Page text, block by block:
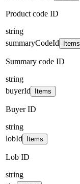
Product code ID
string
summaryCodeId
Items
Summary code ID
string
buyerId
Items
Buyer ID
string
lobId
Items
Lob ID
string